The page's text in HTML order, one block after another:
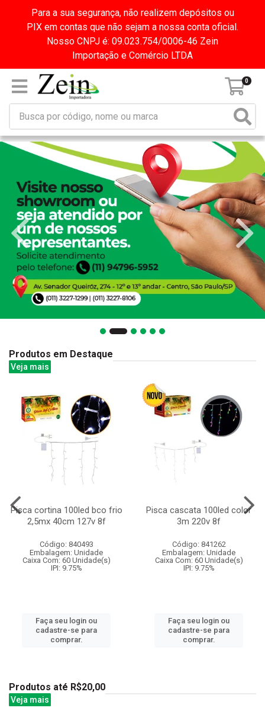
Para a sua segurança, não realizem depósitos ou
PIX em contas que não sejam a nossa conta oficial.
Nosso CNPJ é: 09.023.754/0006-46 Zein
Importação e Comércio LTDA
0
Produtos em Destaque
Veja mais
Pisca cortina 100led bco frio
2,5mx 40cm 127v 8f
Código: 840493
Embalagem: Unidade
Caixa Com: 60 Unidade(s)
IPI: 9.75%
Faça seu login ou
cadastre-se para
comprar.
Pisca cascata 100led color
3m 220v 8f
Código: 841262
Embalagem: Unidade
Caixa Com: 60 Unidade(s)
IPI: 9.75%
Faça seu login ou
cadastre-se para
comprar.
Produtos até R$20,00
Veja mais